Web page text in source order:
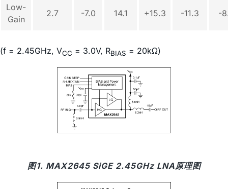
Low-
Gain
2.7 -7.0 14.1 +15.3 -11.3 -
(f = 2.45GHz, VCC = 3.0V, RBIAS = 20kΩ)
图1. MAX2645 SiGE 2.45GHz LNA原理图